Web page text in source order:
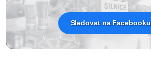
Sledovat na Facebooku